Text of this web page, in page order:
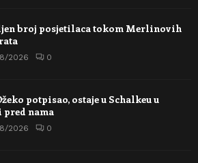
broj posjetilaca tokom Merlinovih
2026 0
potpisao, ostaje u Schalkeu u
pred nama
2026 0